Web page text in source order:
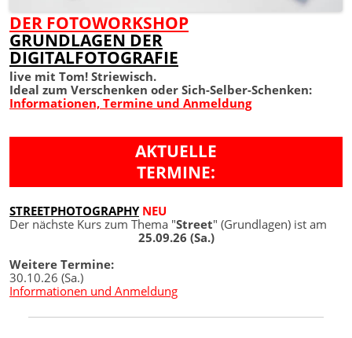
DER FOTOWORKSHOP
GRUNDLAGEN DER
DIGITALFOTOGRAFIE
live mit Tom! Striewisch.
Ideal zum Verschenken oder Sich-Selber-Schenken:
Informationen, Termine und Anmeldung
AKTUELLE
TERMINE:
STREETPHOTOGRAPHY NEU
Der nächste Kurs zum Thema "Street" (Grundlagen) ist am
25.09.26 (Sa.)
Weitere Termine:
30.10.26 (Sa.)
Informationen und Anmeldung